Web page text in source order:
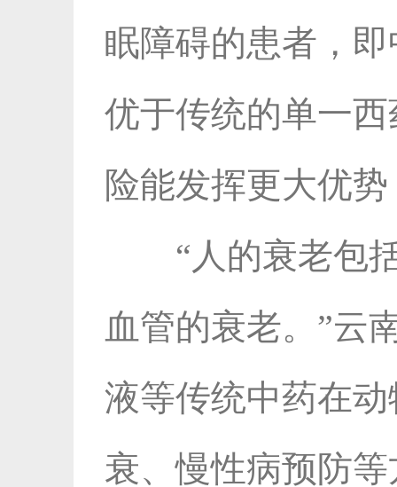
眠障碍的患者，
优于传统的单一
险能发挥更大优
“人的衰老包
血管的衰老。”云
液等传统中药在
衰、慢性病预防